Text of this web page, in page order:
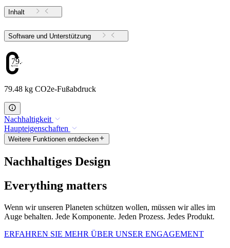
Inhalt
Software und Unterstützung
79.48
79.48 kg CO2e-Fußabdruck
Nachhaltigkeit
Haupteigenschaften
Weitere Funktionen entdecken
Nachhaltiges Design
Everything matters
Wenn wir unseren Planeten schützen wollen, müssen wir alles im
Auge behalten. Jede Komponente. Jeden Prozess. Jedes Produkt.
ERFAHREN SIE MEHR ÜBER UNSER ENGAGEMENT